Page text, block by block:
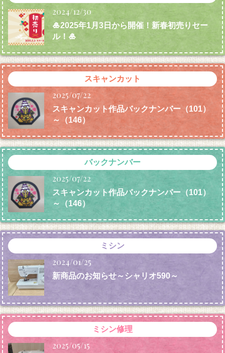
2024/12/30
🎍2025年1月3日から開催！新春初売りセー
ル！🎍
スキャンカット
2025/07/22
スキャンカット作品バックナンバー（101）
～（146）
バックナンバー
2025/07/22
スキャンカット作品バックナンバー（101）
～（146）
ミシン
2024/01/25
新商品のお知らせ～シャリオ590～
ミシン修理
2025/05/15